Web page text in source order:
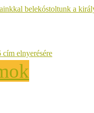
belekóstoltunk a
elnyerésére